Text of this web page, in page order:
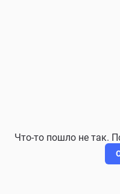
Что-то пошло не так.